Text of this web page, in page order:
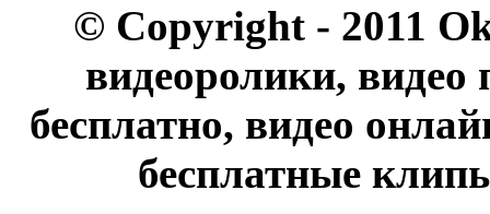
© Copyright - 2011
видеоролики, видео
бесплатно, видео
бесплатные